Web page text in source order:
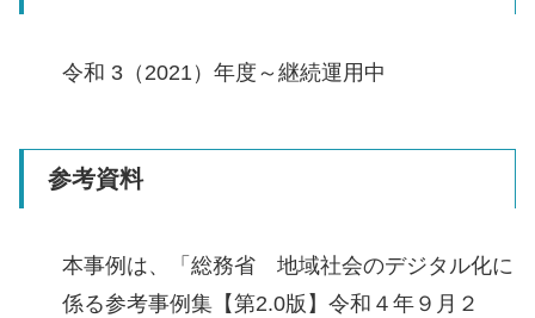
令和 3（2021）年度～継続運用中
参考資料
本事例は、「総務省 地域社会のデジタル化に
係る参考事例集【第2.0版】令和４年９月２